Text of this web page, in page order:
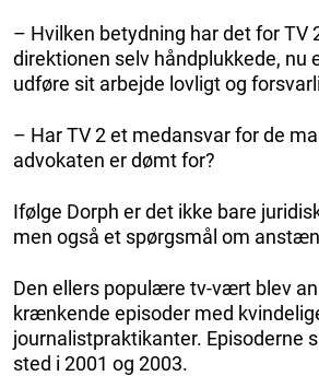
– Hvilken betydning har det for TV
direktionen selv håndplukkede, nu
udføre sit arbejde lovligt og
– Har TV 2 et medansvar for de
advokaten er dømt for?
Ifølge Dorph er det ikke bare
men også et spørgsmål om
Den ellers populære tv-vært blev
krænkende episoder med
journalistpraktikanter. Episoderne
sted i 2001 og 2003.